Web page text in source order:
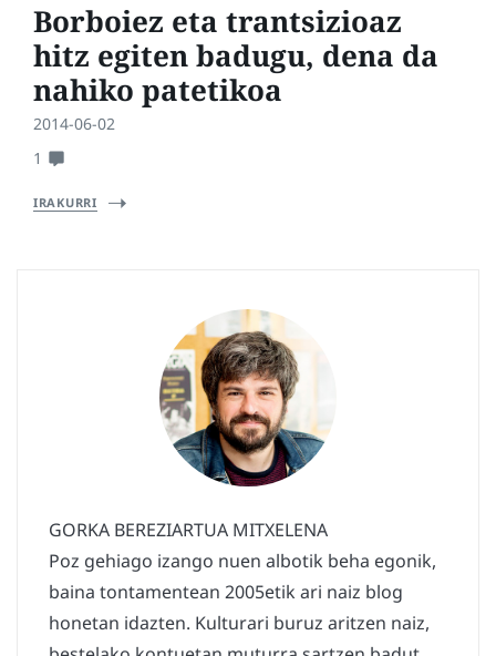
Borboiez eta trantsizioaz
hitz egiten badugu, dena da
nahiko patetikoa
2014-06-02
1
IRAKURRI
GORKA BEREZIARTUA MITXELENA
Poz gehiago izango nuen albotik beha egonik,
baina tontamentean 2005etik ari naiz blog
honetan idazten. Kulturari buruz aritzen naiz,